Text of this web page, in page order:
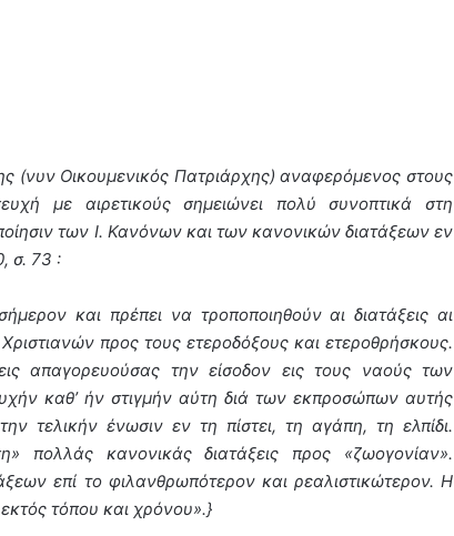
(νυν Οικουμενικός Πατριάρχης) αναφερόμενος στους
με αιρετικούς σημειώνει πολύ συνοπτικά στη
των Ι. Κανόνων και των κανονικών διατάξεων εν
σ. 73 :
και πρέπει να τροποποιηθούν αι διατάξεις αι
προς τους ετεροδόξους και ετεροθρήσκους.
απαγορευούσας την είσοδον εις τους ναούς των
καθ’ ήν στιγμήν αύτη διά των εκπροσώπων αυτής
τελικήν ένωσιν εν τη πίστει, τη αγάπη, τη ελπίδι.
πολλάς κανονικάς διατάξεις προς «ζωογονίαν».
επί το φιλανθρωπότερον και ρεαλιστικώτερον. Η
τόπου και χρόνου».}